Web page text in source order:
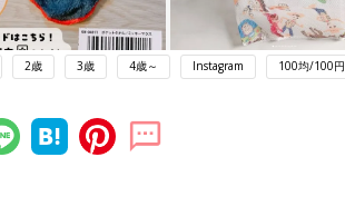
2歳 3歳 4歳～ Instagram 100均/100円